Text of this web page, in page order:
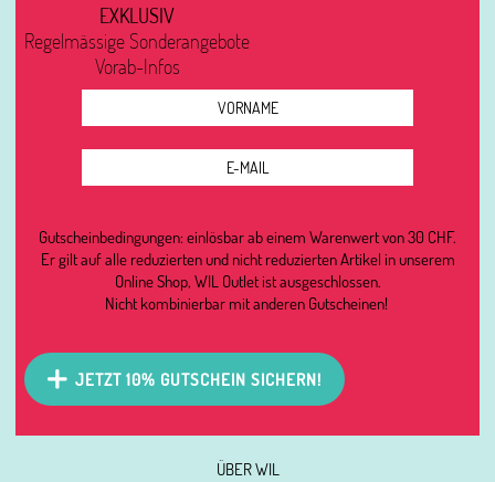
ÜBER WIL
EXKLUSIV
Regelmässige Sonderangebote
Vorab-Infos
Gutscheinbedingungen: einlösbar ab einem Warenwert von 30 CHF.
Er gilt auf alle reduzierten und nicht reduzierten Artikel in unserem
Online Shop, WIL Outlet ist ausgeschlossen.
Nicht kombinierbar mit anderen Gutscheinen!
JETZT 10% GUTSCHEIN SICHERN!